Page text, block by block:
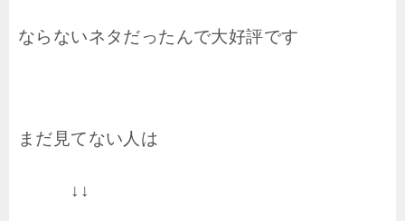
ならないネタだったんで大好評です
まだ見てない人は
↓↓